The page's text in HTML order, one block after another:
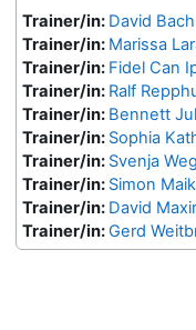
Trainer/in: David Bach
Trainer/in: Marissa
Trainer/in: Fidel Can
Trainer/in: Ralf
Trainer/in: Bennett
Trainer/in: Sophia
Trainer/in: Svenja
Trainer/in: Simon
Trainer/in: David
Trainer/in:Gerd